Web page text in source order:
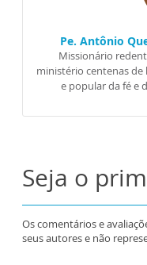
Pe. Antônio
Missionário
ministério centenas
e popular da fé e
Seja o
Os comentários e
seus autores e não